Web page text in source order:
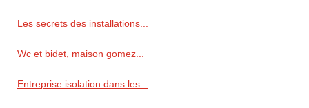
Les secrets des installations...
Wc et bidet, maison gomez...
Entreprise isolation dans les...